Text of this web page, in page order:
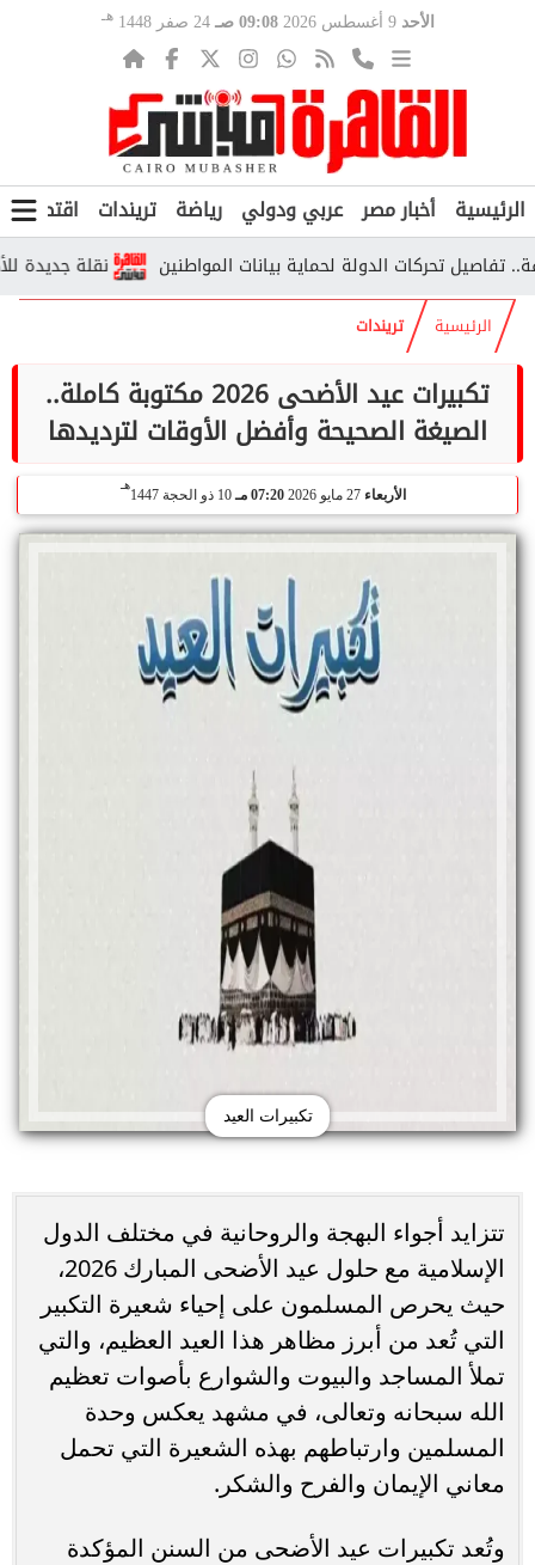
الأحد 9 أغسطس 2026 09:08 صـ 24 صفر 1448 هـ
الرئيسية أخبار مصر عربي ودولي رياضة تريندات اقتصاد
نقلة جديدة تحركات الدولة لحماية بيانات المواطنين
الرئيسية تريندات
تكبيرات عيد الأضحى 2026 مكتوبة كاملة..
الصيغة الصحيحة وأفضل الأوقات لترديدها
الأربعاء 27 مايو 2026 07:20 مـ 10 ذو الحجة 1447
هـ
تكبيرات العيد
تتزايد أجواء البهجة والروحانية في مختلف الدول
الإسلامية مع حلول عيد الأضحى المبارك 2026،
حيث يحرص المسلمون على إحياء شعيرة التكبير
التي تُعد من أبرز مظاهر هذا العيد العظيم، والتي
تملأ المساجد والبيوت والشوارع بأصوات تعظيم
الله سبحانه وتعالى، في مشهد يعكس وحدة
المسلمين وارتباطهم بهذه الشعيرة التي تحمل
معاني الإيمان والفرح والشكر.
وتُعد تكبيرات عيد الأضحى من السنن المؤكدة